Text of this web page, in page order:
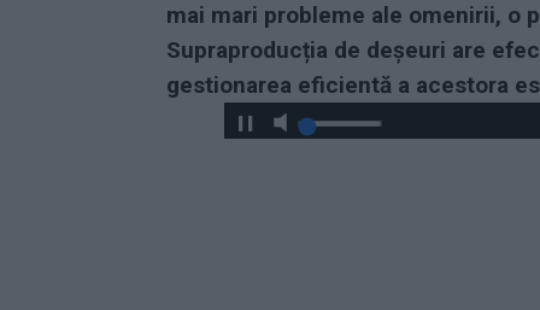
mai mari probleme ale omenirii, o
Supraproducția de deșeuri are
gestionarea eficientă a acestora